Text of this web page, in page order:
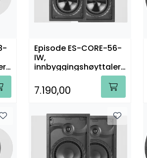
Episode ES-CORE-56-
IW,
innbyggingshøyttalere
7.190,00